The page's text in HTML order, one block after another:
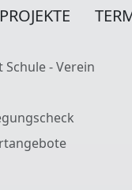
- Verein